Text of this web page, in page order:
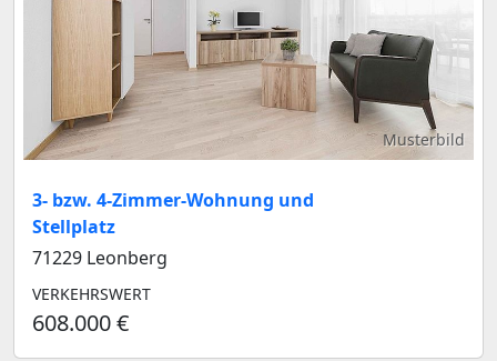
Musterbild
3- bzw. 4-Zimmer-Wohnung und
Stellplatz
71229 Leonberg
VERKEHRSWERT
608.000 €